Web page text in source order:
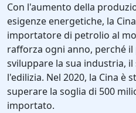
Con l'aumento della
esigenze energetiche, la
importatore di petrolio al
rafforza ogni anno, perché il
sviluppare la sua industria,
l'edilizia. Nel 2020, la Cina è
superare la soglia di 500
importato.